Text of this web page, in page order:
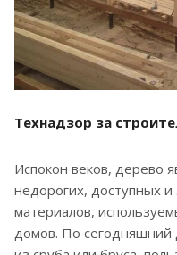
Технадзор за
Испокон веков, дерево
недорогих, доступных и
материалов,
домов. По